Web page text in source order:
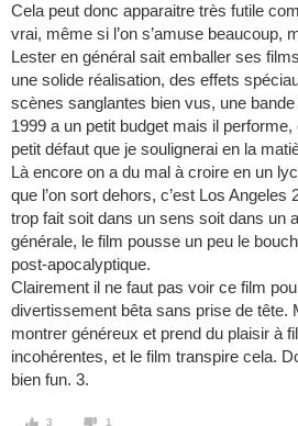
Cela peut donc apparaitre très futile
vrai, même si l’on s’amuse beaucoup,
Lester en général sait emballer ses
une solide réalisation, des effets
scènes sanglantes bien vus, une
1999 a un petit budget mais il
petit défaut que je soulignerai en la
Là encore on a du mal à croire en un
que l’on sort dehors, c’est Los Angeles
trop fait soit dans un sens soit dans un
générale, le film pousse un peu le
post-apocalyptique.
Clairement il ne faut pas voir ce film
divertissement bêta sans prise de tête.
montrer généreux et prend du plaisir à
incohérentes, et le film transpire cela.
bien fun. 3.
3 1